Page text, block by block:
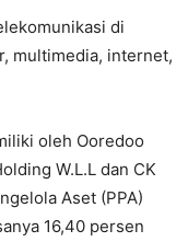
di
multimedia, internet,
oleh Ooredoo
W.L.L dan CK
Aset (PPA)
16,40 persen